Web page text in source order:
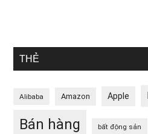
THẺ
Alibaba Amazon Apple
Bán hàng bất động sản